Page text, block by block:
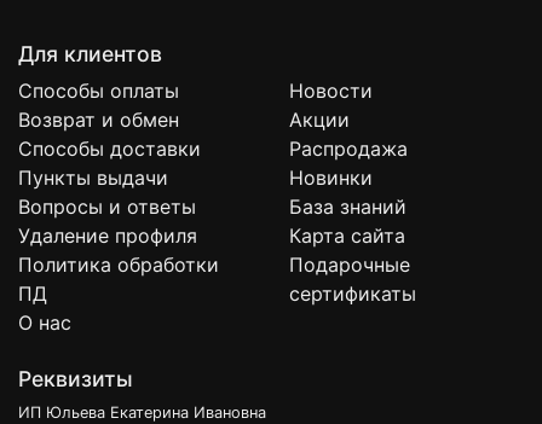
Для клиентов
Способы оплаты
Возврат и обмен
Способы доставки
Пункты выдачи
Вопросы и ответы
Удаление профиля
Политика обработки
ПД
О нас
Новости
Акции
Распродажа
Новинки
База знаний
Карта сайта
Подарочные
сертификаты
Реквизиты
ИП Юльева Екатерина Ивановна